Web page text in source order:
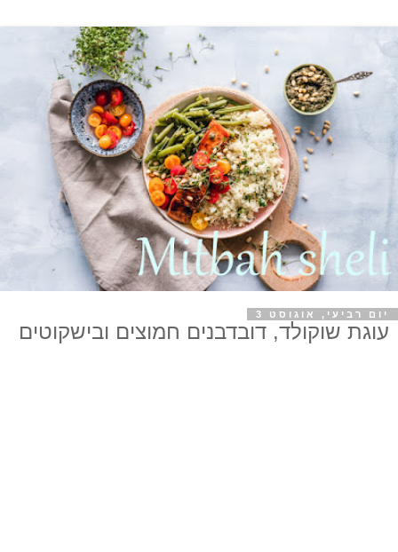
יום רביעי, אוגוסט 3
עוגת שוקולד, דובדבנים חמוצים ובישקוטים